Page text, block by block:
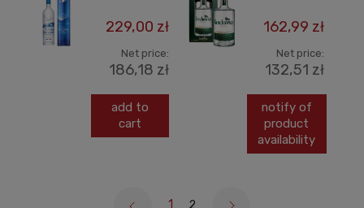
229,00 zł
Net price:
186,18 zł
add to
cart
162,99 zł
Net price:
132,51 zł
notify of
product
availability
1 2